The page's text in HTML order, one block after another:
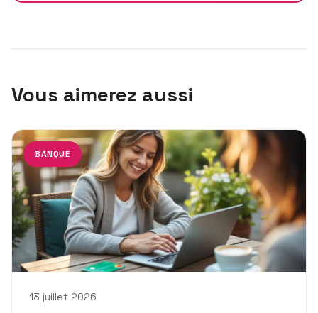
Vous aimerez aussi
BANQUE
13 juillet 2026